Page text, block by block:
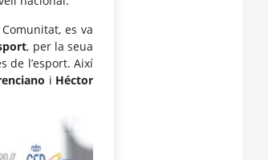
es va
, per la seua
de l’esport. Així
i Héctor